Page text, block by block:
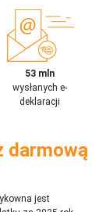
53 mln
wysłanych e-
deklaracji
darmową
jest